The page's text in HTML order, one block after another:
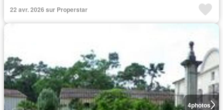
22 avr. 2026 sur Properstar
4photos